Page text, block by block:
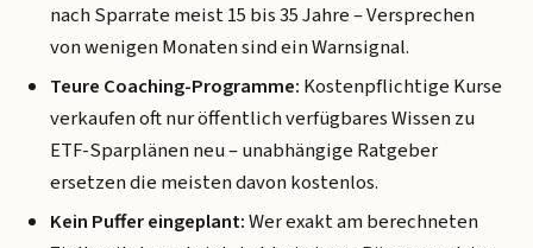
nach Sparrate meist 15 bis 35 Jahre – Versprechen
von wenigen Monaten sind ein Warnsignal.
Teure Coaching-Programme: Kostenpflichtige Kurse
verkaufen oft nur öffentlich verfügbares Wissen zu
ETF-Sparplänen neu – unabhängige Ratgeber
ersetzen die meisten davon kostenlos.
Kein Puffer eingeplant:Wer exakt am berechneten